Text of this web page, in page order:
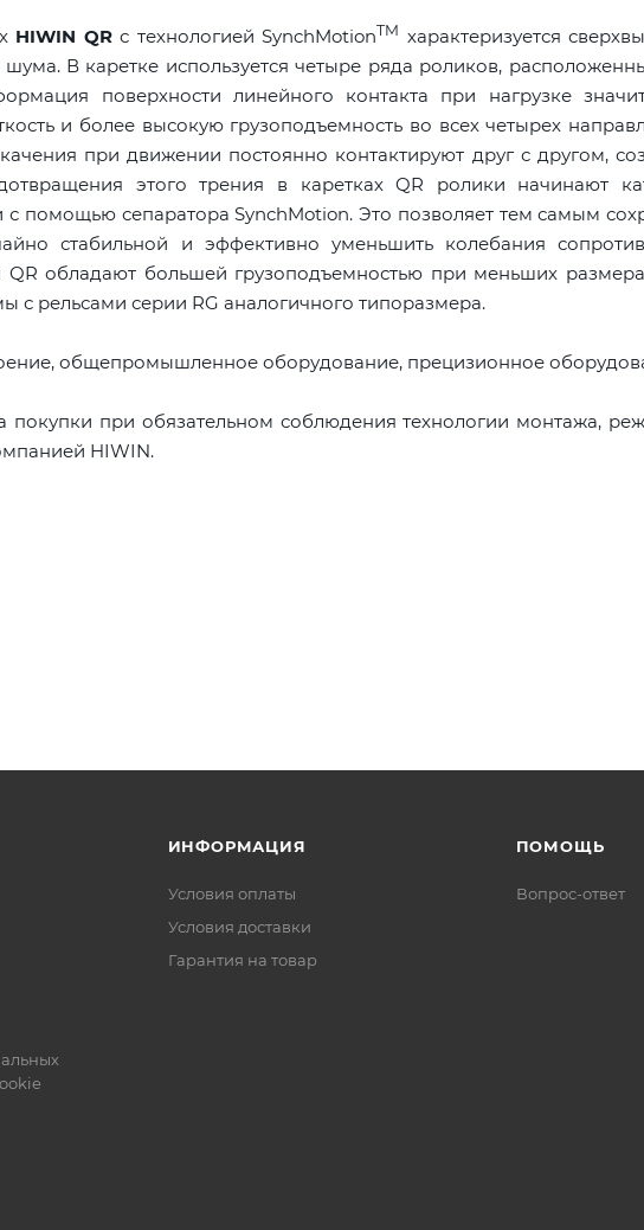
HIWIN QRс технологией SynchMotionTM характеризуется
В каретке используется четыре ряда роликов,
поверхности линейного контакта при нагрузке
и более высокую грузоподъемность во всех четырех
при движении постоянно контактируют друг с другом,
этого трения в каретках QR ролики начинают
помощью сепаратора SynchMotion. Это позволяет тем самым
стабильной и эффективно уменьшить колебания
обладают большей грузоподъемностью при меньших
с рельсами серии RG аналогичного типоразмера.
общепромышленное оборудование, прецизионное
покупки при обязательном соблюдения технологии монтажа,
HIWIN.
ИНФОРМАЦИЯ
Условия оплаты
Условия доставки
Гарантия на товар
ПОМОЩЬ
Вопрос-ответ